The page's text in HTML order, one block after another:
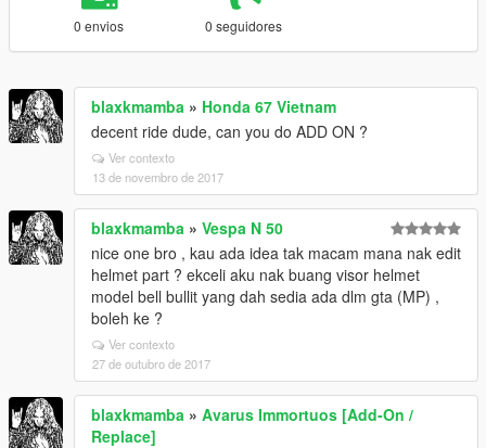
0 envios 0 seguidores
blaxkmamba » Honda 67 Vietnam
decent ride dude, can you do ADD ON ?
Ver contexto
13 de novembro de 2017
blaxkmamba » Vespa N 50
nice one bro , kau ada idea tak macam mana nak edit
helmet part ? ekceli aku nak buang visor helmet
model bell bullit yang dah sedia ada dlm gta (MP) ,
boleh ke ?
Ver contexto
27 de outubro de 2017
blaxkmamba » Avarus Immortuos [Add-On /
Replace]